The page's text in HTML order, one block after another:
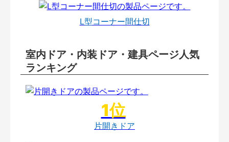
L型コーナー間仕切
室内ドア・内装ドア・建具ページ人気
ランキング
片開きドア